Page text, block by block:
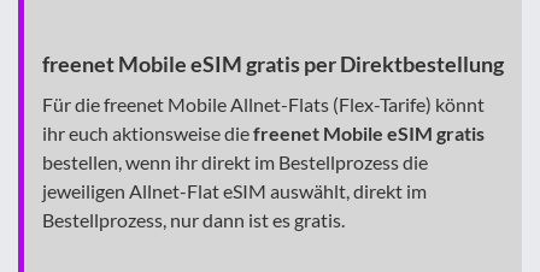
freenet Mobile eSIM gratis per Direktbestellung
Für die freenet Mobile Allnet-Flats (Flex-Tarife) könnt
ihr euch aktionsweise diefreenet Mobile eSIM gratis
bestellen, wenn ihr direkt im Bestellprozess die
jeweiligen Allnet-Flat eSIM auswählt, direkt im
Bestellprozess, nur dann ist es gratis.